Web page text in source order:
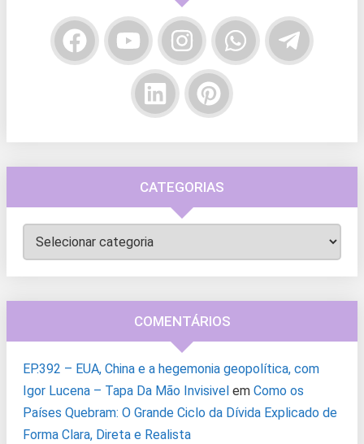
CATEGORIAS
Categorias
COMENTÁRIOS
EP.392 – EUA, China e a hegemonia geopolítica, com
Igor Lucena – Tapa Da Mão Invisivel em Como os
Países Quebram: O Grande Ciclo da Dívida Explicado de
Forma Clara, Direta e Realista